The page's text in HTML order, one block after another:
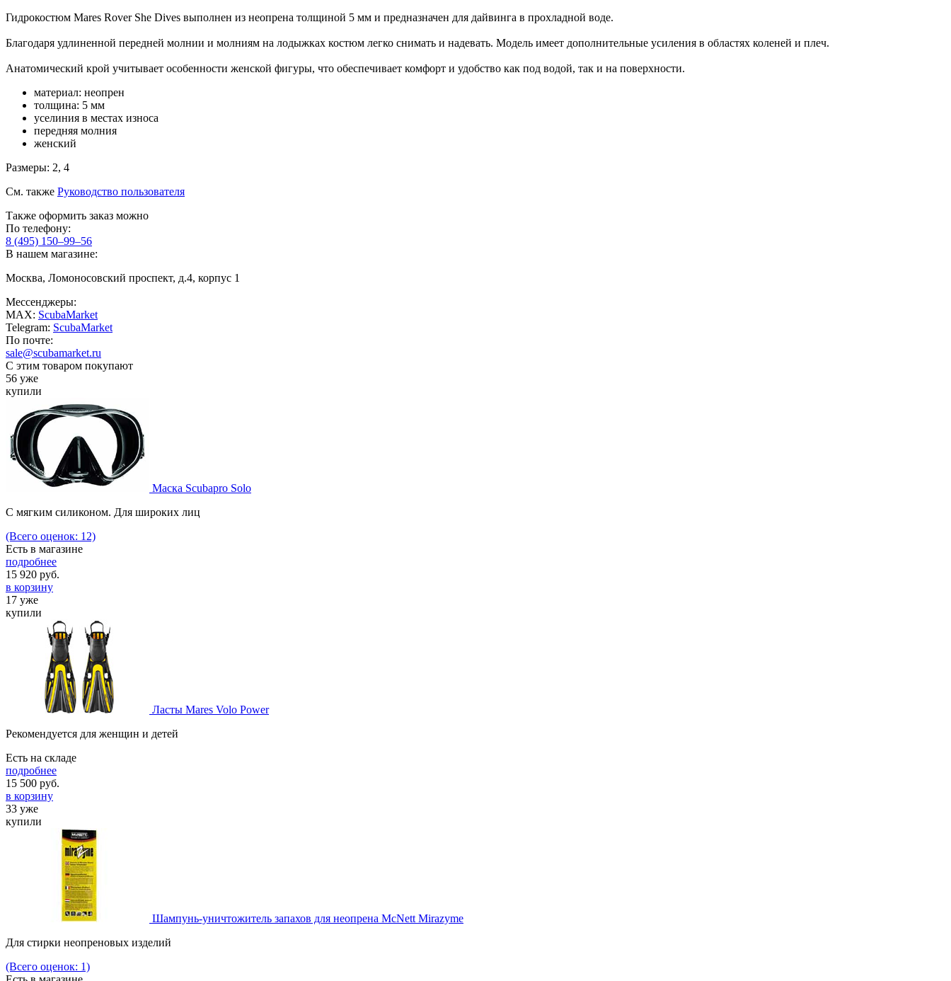
Гидрокостюм Mares Rover She Dives выполнен из неопрена толщиной 5 мм и предназначен для дайвинга в прохладной воде.
Благодаря удлиненной передней молнии и молниям на лодыжках костюм легко снимать и надевать. Модель имеет дополнительные усиления в областях коленей и плеч.
Анатомический крой учитывает особенности женской фигуры, что обеспечивает комфорт и удобство как под водой, так и на поверхности.
материал: неопрен
толщина: 5 мм
уселиния в местах износа
передняя молния
женский
Размеры: 2, 4
См. также Руководство пользователя
Также оформить заказ можно
По телефону:
8 (495) 150–99–56
В нашем магазине:
Москва, Ломоносовский проспект, д.4, корпус 1
Мессенджеры:
MAX: ScubaMarket
Telegram: ScubaMarket
По почте:
sale@scubamarket.ru
С этим товаром покупают
56 уже
купили
Маска Scubapro Solo
С мягким силиконом. Для широких лиц
(Всего оценок: 12)
Есть в магазине
подробнее
15 920 руб.
в корзину
17 уже
купили
Ласты Mares Volo Power
Рекомендуется для женщин и детей
Есть на складе
подробнее
15 500 руб.
в корзину
33 уже
купили
Шампунь-уничтожитель запахов для неопрена McNett Mirazyme
Для стирки неопреновых изделий
(Всего оценок: 1)